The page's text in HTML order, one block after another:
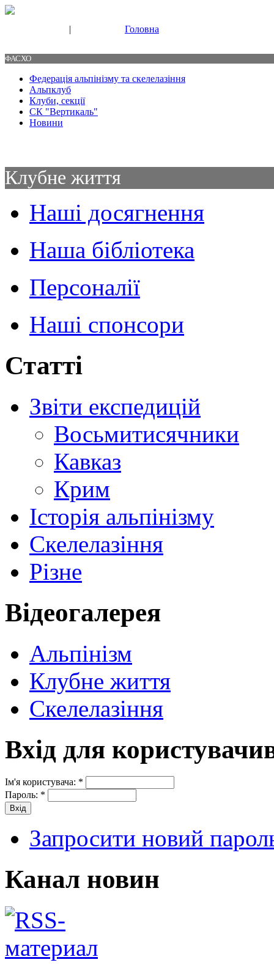
| Головна
ФАСХО
Федерація альпінізму та скелелазіння
Альпклуб
Клуби, секції
СК "Вертикаль"
Новини
Клубне життя
Наші досягнення
Наша бібліотека
Персоналії
Наші спонсори
Статті
Звіти експедицій
Восьмитисячники
Кавказ
Крим
Історія альпінізму
Скелелазіння
Різне
Відеогалерея
Альпінізм
Клубне життя
Скелелазіння
Вхід для
Ім'я користувача: *
Пароль: *
Запросити новий
Канал новин